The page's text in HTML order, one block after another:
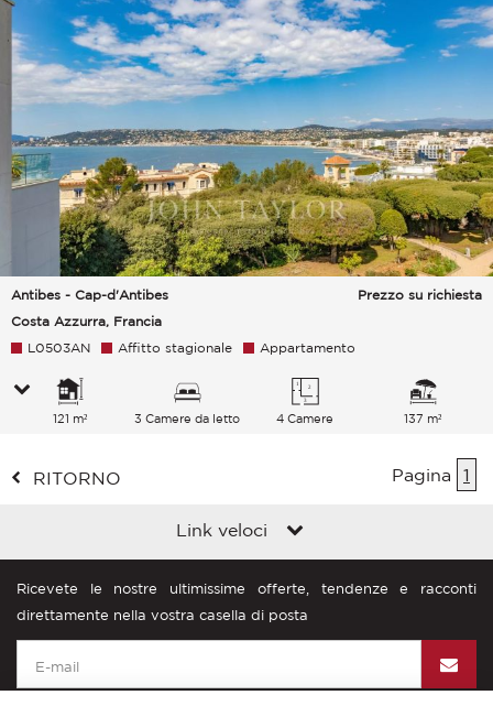
Antibes - Cap-d'Antibes
Costa Azzurra, Francia
Prezzo su richiesta
L0503AN Affitto stagionale Appartamento
121 m² 3 Camere da letto 4 Camere 137 m²
RITORNO Pagina 1
Link veloci
Ricevete le nostre ultimissime offerte, tendenze e racconti
direttamente nella vostra casella di posta